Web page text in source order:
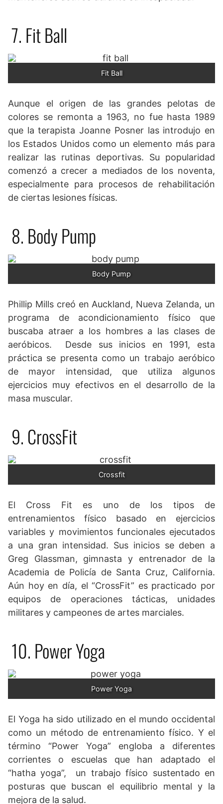
7. Fit Ball
Fit Ball
Aunque el origen de las grandes pelotas de
colores se remonta a 1963, no fue hasta 1989
que la terapista Joanne Posner las introdujo en
los Estados Unidos como un elemento más para
realizar las rutinas deportivas. Su popularidad
comenzó a crecer a mediados de los noventa,
especialmente para procesos de rehabilitación
de ciertas lesiones físicas.
8. Body Pump
Body Pump
Phillip Mills creó en Auckland, Nueva Zelanda, un
programa de acondicionamiento físico que
buscaba atraer a los hombres a las clases de
aeróbicos. Desde sus inicios en 1991, esta
práctica se presenta como un trabajo aeróbico
de mayor intensidad, que utiliza algunos
ejercicios muy efectivos en el desarrollo de la
masa muscular.
9. CrossFit
Crossfit
El Cross Fit es uno de los tipos de
entrenamientos físico basado en ejercicios
variables y movimientos funcionales ejecutados
a una gran intensidad. Sus inicios se deben a
Greg Glassman, gimnasta y entrenador de la
Academia de Policía de Santa Cruz, California.
Aún hoy en día, el “CrossFit” es practicado por
equipos de operaciones tácticas, unidades
militares y campeones de artes marciales.
10. Power Yoga
Power Yoga
El Yoga ha sido utilizado en el mundo occidental
como un método de entrenamiento físico. Y el
término “Power Yoga” engloba a diferentes
corrientes o escuelas que han adaptado el
“hatha yoga”, un trabajo físico sustentado en
posturas que buscan el equilibrio mental y la
mejora de la salud.